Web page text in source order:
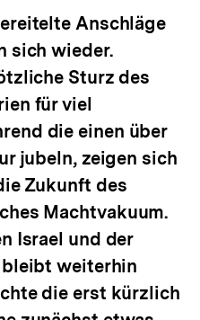
Anschläge
sich wieder.
Sturz des
für viel
die einen über
jubeln, zeigen sich
Zukunft des
Machtvakuum.
Israel und der
weiterhin
die erst kürzlich